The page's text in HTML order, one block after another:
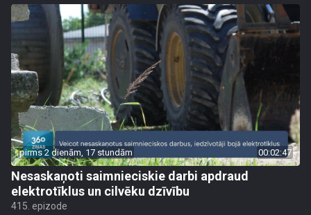
pirms 2 dienām, 17 stundām 00:02:47
Nesaskaņoti saimnieciskie darbi apdraud
elektrotīklus un cilvēku dzīvību
415. epizode